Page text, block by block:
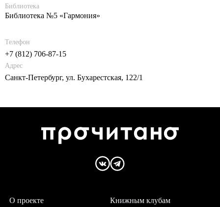
Библиотека
Библиотека №5 «Гармония»
Адрес
Санкт-Петербург, ул. Бухарестская, 122/1
Телефон
+7 (812) 706-87-15
О проекте Книжным клубам